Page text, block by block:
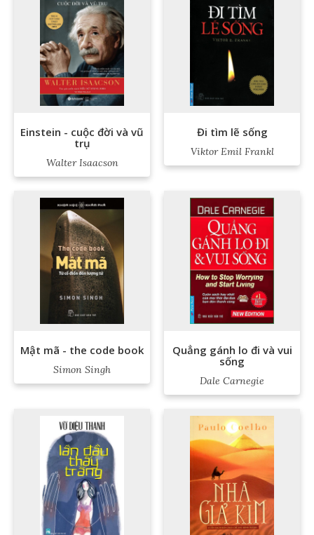
Einstein - cuộc đời và vũ
trụ
Walter Isaacson
Đi tìm lẽ sống
Viktor Emil Frankl
Mật mã - the code book
Simon Singh
Quẳng gánh lo đi và vui
sống
Dale Carnegie